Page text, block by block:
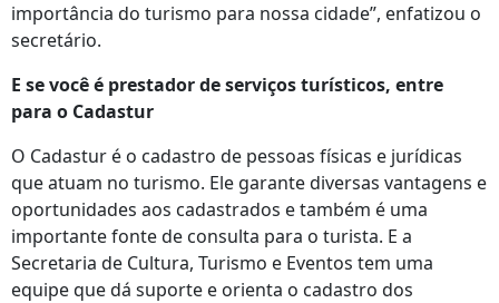
importância do turismo para nossa cidade”, enfatizou o
secretário.
E se você é prestador de serviços turísticos, entre
para o Cadastur
O Cadastur é o cadastro de pessoas físicas e jurídicas
que atuam no turismo. Ele garante diversas vantagens e
oportunidades aos cadastrados e também é uma
importante fonte de consulta para o turista. E a
Secretaria de Cultura, Turismo e Eventos tem uma
equipe que dá suporte e orienta o cadastro dos